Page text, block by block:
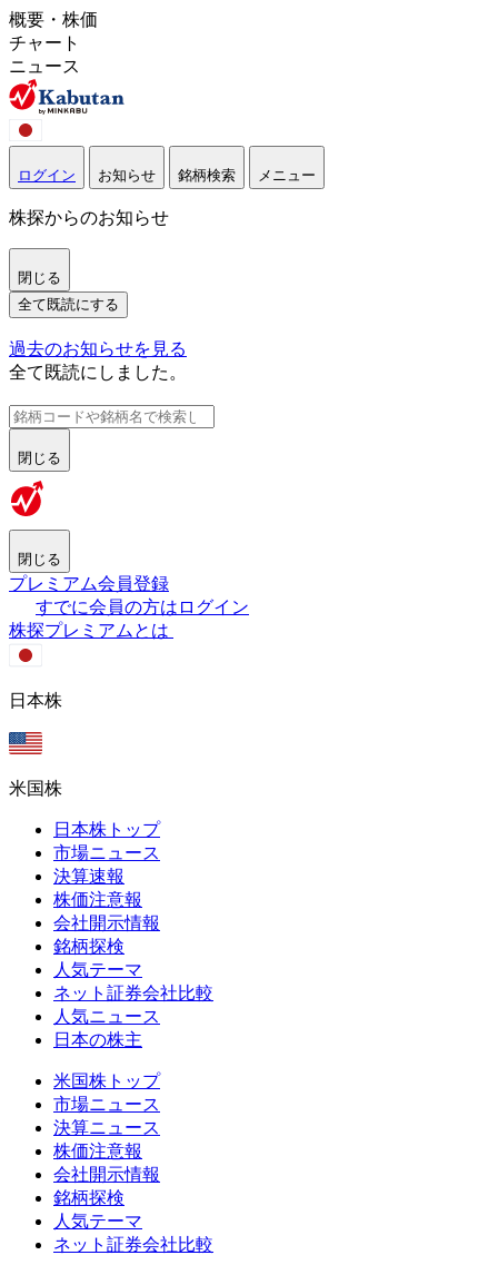
概要・株価
チャート
ニュース
ログイン お知らせ 銘柄検索 メニュー
株探からのお知らせ
閉じる
全て既読にする
過去のお知らせを見る
全て既読にしました。
閉じる
閉じる
プレミアム会員登録
すでに会員の方はログイン
株探プレミアムとは
日本株
米国株
日本株トップ
市場ニュース
決算速報
株価注意報
会社開示情報
銘柄探検
人気テーマ
ネット証券会社比較
人気ニュース
日本の株主
米国株トップ
市場ニュース
決算ニュース
株価注意報
会社開示情報
銘柄探検
人気テーマ
ネット証券会社比較